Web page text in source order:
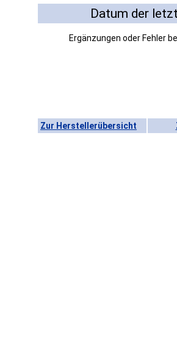
Datum der
Ergänzungen oder Fehler
Zur Herstellerübersicht